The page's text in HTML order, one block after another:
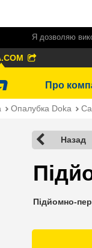
Я дозволяю
Про
Опалубка Doka
Назад
Підйомно-